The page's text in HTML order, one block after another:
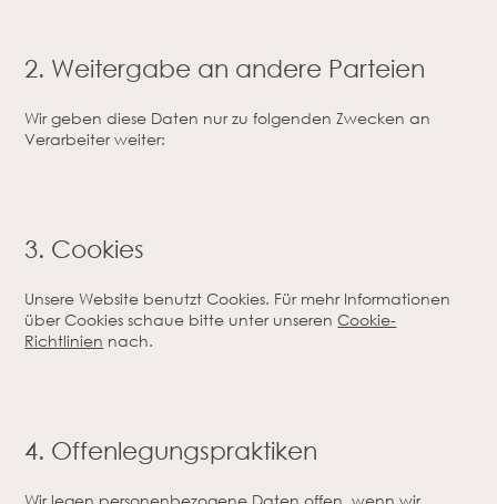
2. Weitergabe an andere Parteien
Wir geben diese Daten nur zu folgenden Zwecken an
Verarbeiter weiter:
3. Cookies
Unsere Website benutzt Cookies. Für mehr Informationen
über Cookies schaue bitte unter unserenCookie-
Richtlinien nach.
4. Offenlegungspraktiken
Wir legen personenbezogene Daten offen, wenn wir